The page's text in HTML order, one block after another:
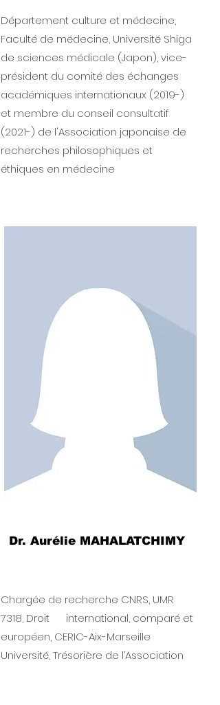
Département culture et médecine,
Faculté de médecine, Université Shiga
de sciences médicale (Japon), vice-
président du comité des échanges
académiques internationaux (2019-)
et membre du conseil consultatif
(2021-) de l'Association japonaise de
recherches philosophiques et
éthiques en médecine
Dr. Aurélie MAHALATCHIMY
Chargée de recherche CNRS, UMR
7318, Droit international, comparé et
européen, CERIC-Aix-Marseille
Université, Trésorière de l’Association